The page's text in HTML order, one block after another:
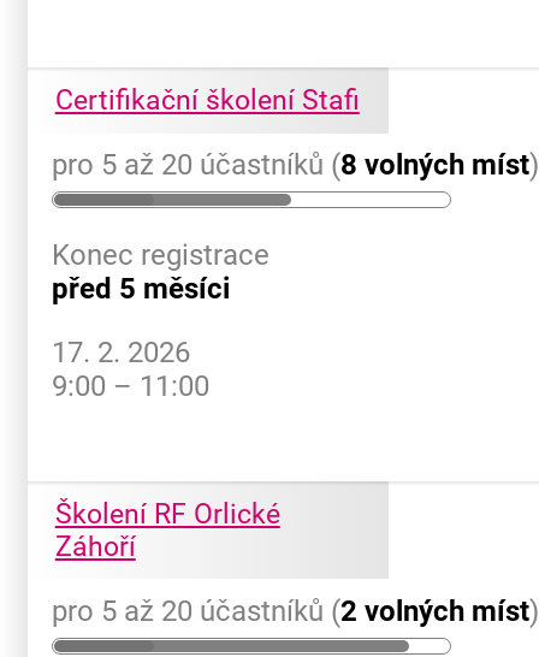
Certifikační školení Stafi
pro 5 až 20 účastníků (8 volných míst)
Konec registrace
před 5 měsíci
17. 2. 2026
9:00 – 11:00
Školení RF Orlické
Záhoří
pro 5 až 20 účastníků (2 volných míst)